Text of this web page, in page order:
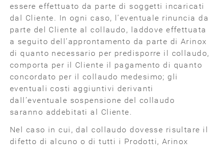
essere effettuato da parte di soggetti incaricati
dal Cliente. In ogni caso, l’eventuale rinuncia da
parte del Cliente al collaudo, laddove effettuata
a seguito dell’approntamento da parte di Arinox
di quanto necessario per predisporre il collaudo,
comporta per il Cliente il pagamento di quanto
concordato per il collaudo medesimo; gli
eventuali costi aggiuntivi derivanti
dall’eventuale sospensione del collaudo
saranno addebitati al Cliente.
Nel caso in cui, dal collaudo dovesse risultare il
difetto di alcuno o di tutti i Prodotti, Arinox